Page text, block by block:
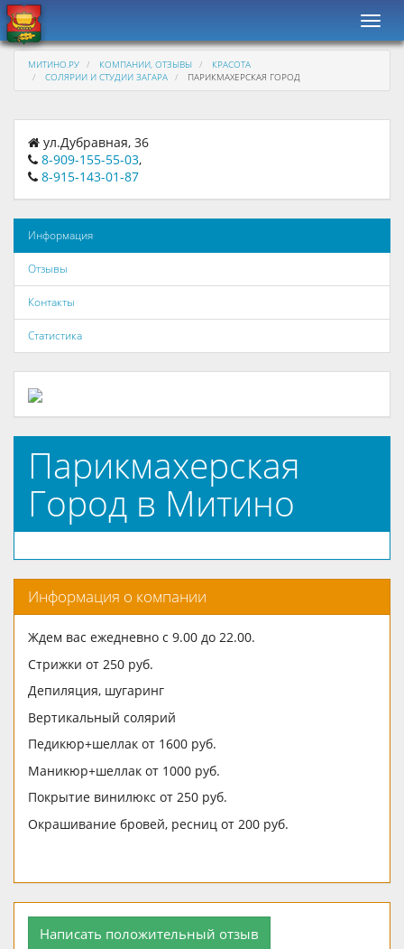
МИТИНО.РУ КОМПАНИИ, ОТЗЫВЫ
КРАСОТА
СОЛЯРИИ И СТУДИИ ЗАГАРА
ПАРИКМАХЕРСКАЯ ГОРОД
ул.Дубравная, 36
8-909-155-55-03,
8-915-143-01-87
Информация
Отзывы
Контакты
Статистика
Парикмахерская
Город в Митино
Информация о компании
Ждем вас ежедневно с 9.00 до 22.00.
Стрижки от 250 руб.
Депиляция, шугаринг
Вертикальный солярий
Педикюр+шеллак от 1600 руб.
Маникюр+шеллак от 1000 руб.
Покрытие винилюкс от 250 руб.
Окрашивание бровей, ресниц от 200 руб.
Написать положительный отзыв